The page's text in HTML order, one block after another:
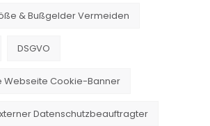
& Bußgelder Vermeiden
DSGVO
Webseite Cookie-Banner
Datenschutzbeauftragter